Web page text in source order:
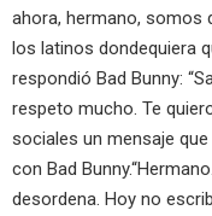
ahora, hermano, somos
los latinos dondequiera
respondió Bad Bunny:
respeto mucho. Te
sociales un mensaje
con Bad
desordena. Hoy no